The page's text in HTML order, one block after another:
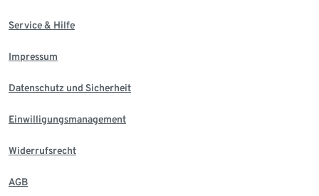
Service & Hilfe
Impressum
Datenschutz und Sicherheit
Einwilligungsmanagement
Widerrufsrecht
AGB